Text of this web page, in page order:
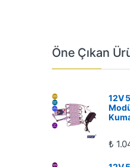
Öne Çıkan
12V
₺